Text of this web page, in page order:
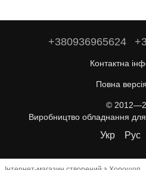
+380936965624
Контактна
Повна
©
Виробництво обладнання для
Укр Рус